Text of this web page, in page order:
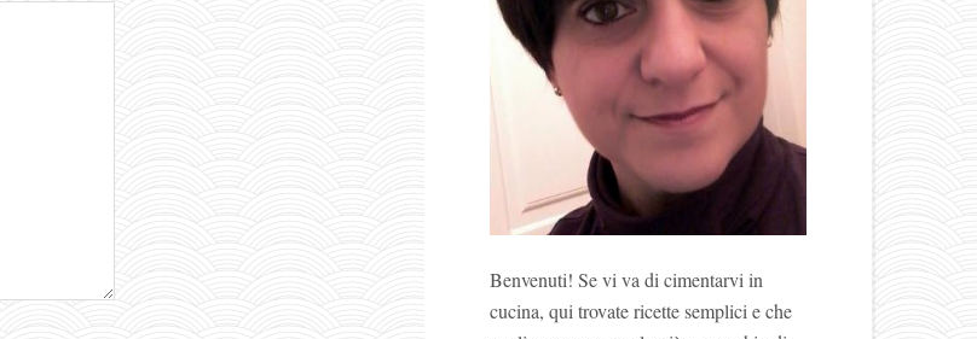
Benvenuti! Se vi va di cimentarvi in
cucina, qui trovate ricette semplici e che